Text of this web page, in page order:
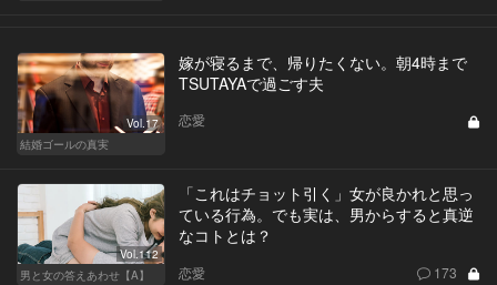
Vol.17
結婚ゴールの真実
嫁が寝るまで、帰りたくない。朝4時まで
TSUTAYAで過ごす夫
恋愛
Vol.112
男と女の答えあわせ【A】
「これはチョット引く」女が良かれと思っ
ている行為。でも実は、男からすると真逆
なコトとは？
恋愛 173